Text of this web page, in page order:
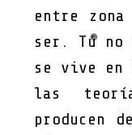
entre
ser. Tú no
se vive en
las
producen